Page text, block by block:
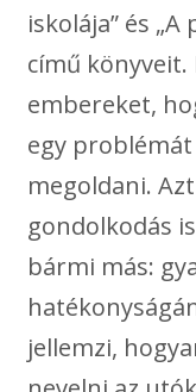
iskolája” és
című könyveit.
embereket,
egy
megoldani.
gondolkodás
bármi más:
jellemzi,